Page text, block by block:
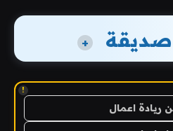
+
!
ريادة اعمال